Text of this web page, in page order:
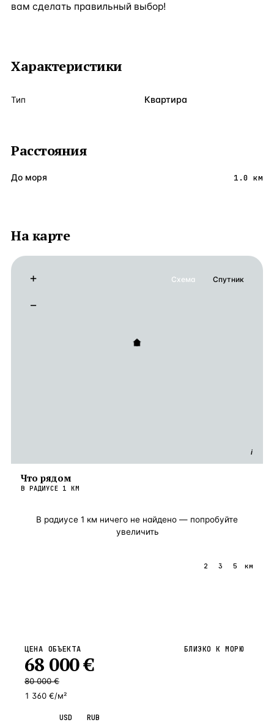
вам сделать правильный выбор!
Характеристики
Тип Квартира
Расстояния
До моря 1.0 км
На карте
i
+
−
Схема Спутник
Что рядом
В РАДИУСЕ 1 КМ
В радиусе 1 км ничего не найдено — попробуйте
увеличить
2 3 5 км
ЦЕНА ОБЪЕКТА
68 000€
80 000 €
1 360 €/м²
БЛИЗКО К МОРЮ
USD RUB